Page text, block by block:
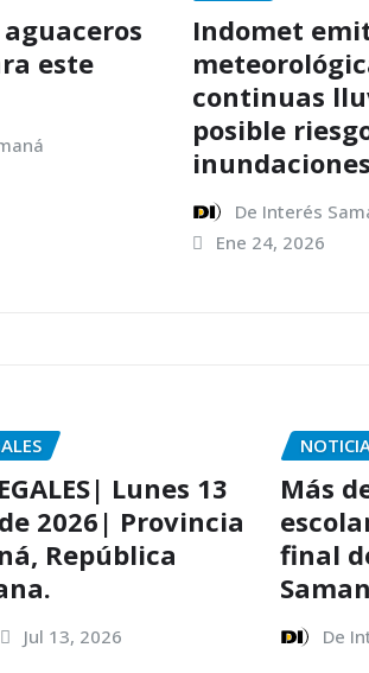
este
Indomet
continuas
posible
inundaciones
De Interés
Ene 24, 2026
Lunes 13
2026| Provincia
República
Jul 13, 2026
Más
final
De